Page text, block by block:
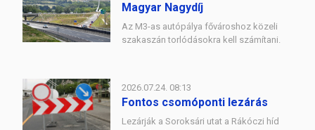
Magyar Nagydíj
Az M3-as autópálya fővároshoz közeli
szakaszán torlódásokra kell számítani.
2026.07.24. 08:13
Fontos csomóponti lezárás
Lezárják a Soroksári utat a Rákóczi híd